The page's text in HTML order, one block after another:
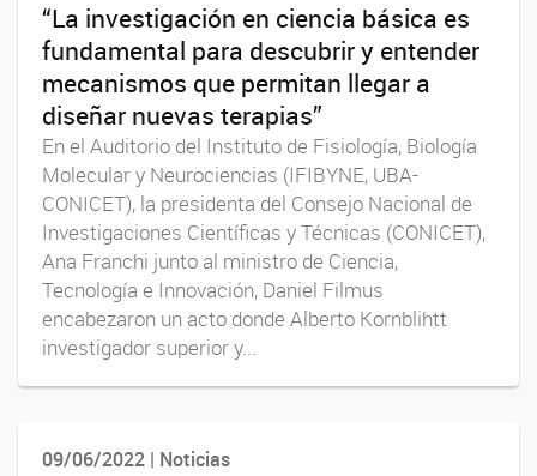
“La investigación en ciencia básica es
fundamental para descubrir y entender
mecanismos que permitan llegar a
diseñar nuevas terapias”
En el Auditorio del Instituto de Fisiología, Biología
Molecular y Neurociencias (IFIBYNE, UBA-
CONICET), la presidenta del Consejo Nacional de
Investigaciones Científicas y Técnicas (CONICET),
Ana Franchi junto al ministro de Ciencia,
Tecnología e Innovación, Daniel Filmus
encabezaron un acto donde Alberto Kornblihtt
investigador superior y...
09/06/2022 | Noticias